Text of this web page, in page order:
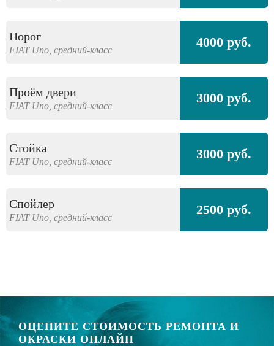
Порог
FIAT Uno, средний-класс 4000 руб.
Проём двери
FIAT Uno, средний-класс 3000 руб.
Стойка
FIAT Uno, средний-класс 3000 руб.
Спойлер
FIAT Uno, средний-класс 2500 руб.
ОЦЕНИТЕ СТОИМОСТЬ РЕМОНТА И
ОКРАСКИ ОНЛАЙН